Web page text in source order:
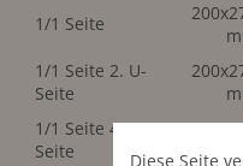
1/1 Seite
1/1 Seite 2. U-
Seite
1/1 Seite 4. U-
Seite
Diese Seite